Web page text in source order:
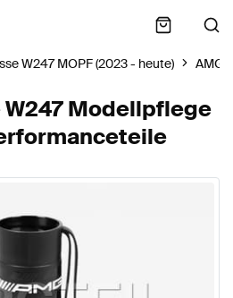
W247 MOPF (2023 - heute) AMG
Modellpflege